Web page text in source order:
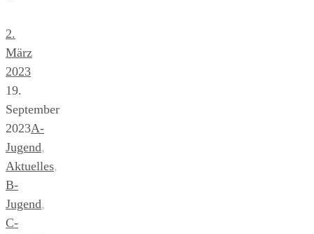
2.
März
2023
19.
September
2023A-
Jugend,
Aktuelles,
B-
Jugend,
C-